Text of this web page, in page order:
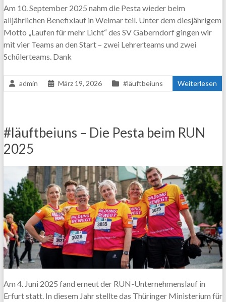
Am 10. September 2025 nahm die Pesta wieder beim
alljährlichen Benefixlauf in Weimar teil. Unter dem diesjährigem
Motto „Laufen für mehr Licht“ des SV Gaberndorf gingen wir
mit vier Teams an den Start – zwei Lehrerteams und zwei
Schülerteams. Dank
admin März 19, 2026 #läuftbeiuns Weiterlesen
#läuftbeiuns – Die Pesta beim RUN
2025
Am 4. Juni 2025 fand erneut der RUN-Unternehmenslauf in
Erfurt statt. In diesem Jahr stellte das Thüringer Ministerium für